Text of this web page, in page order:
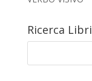
Ricerca Libri